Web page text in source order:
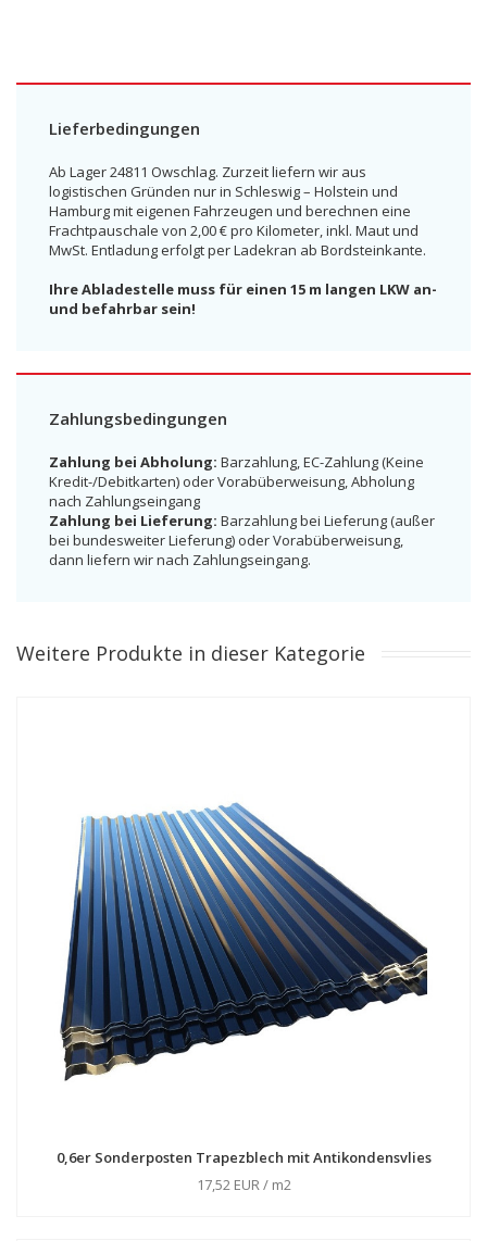
Lieferbedingungen
Ab Lager 24811 Owschlag. Zurzeit liefern wir aus
logistischen Gründen nur in Schleswig – Holstein und
Hamburg mit eigenen Fahrzeugen und berechnen eine
Frachtpauschale von 2,00 € pro Kilometer, inkl. Maut und
MwSt. Entladung erfolgt per Ladekran ab Bordsteinkante.
Ihre Abladestelle muss für einen 15 m langen LKW an-
und befahrbar sein!
Zahlungsbedingungen
Zahlung bei Abholung: Barzahlung, EC-Zahlung (Keine
Kredit-/Debitkarten) oder Vorabüberweisung, Abholung
nach Zahlungseingang
Zahlung bei Lieferung: Barzahlung bei Lieferung (außer
bei bundesweiter Lieferung) oder Vorabüberweisung,
dann liefern wir nach Zahlungseingang.
Weitere Produkte in dieser Kategorie
0,6er Sonderposten Trapezblech mit Antikondensvlies
17,52 EUR / m2